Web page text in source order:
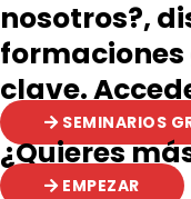
nosotros?,
clave.
SEMINARIOS
¿Quieres
EMPEZAR